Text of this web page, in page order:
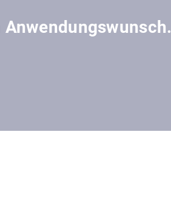
Anwendungswunsch.